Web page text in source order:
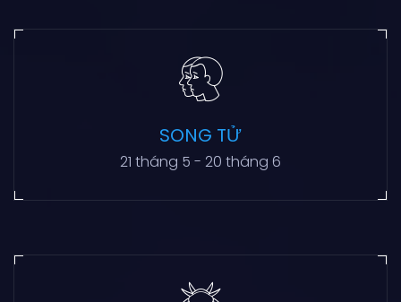
SONG TỬ
21 tháng 5 - 20 tháng 6